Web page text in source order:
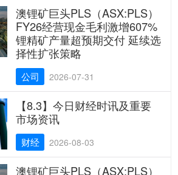
澳锂矿巨头PLS（ASX:PLS）
FY26经营现金毛利激增607%
锂精矿产量超预期交付 延续选
择性扩张策略
公司 2026-07-31
【8.3】今日财经时讯及重要
市场资讯
财经 2026-08-03
澳锂矿巨头PLS（ASX:PLS）